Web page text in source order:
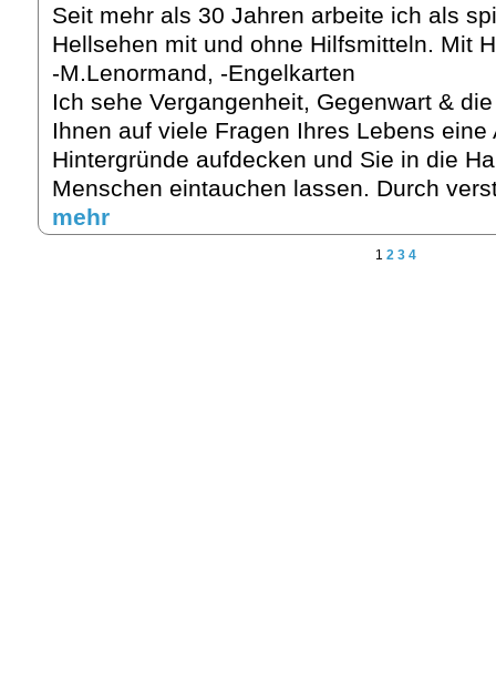
Seit mehr als 30 Jahren arbeite ich als
Hellsehen mit und ohne Hilfsmitteln. Mit
-M.Lenormand, -Engelkarten
Ich sehe Vergangenheit, Gegenwart &
Ihnen auf viele Fragen Ihres Lebens eine
Hintergründe aufdecken und Sie in die
Menschen eintauchen lassen. Durch
mehr
1 2 3 4